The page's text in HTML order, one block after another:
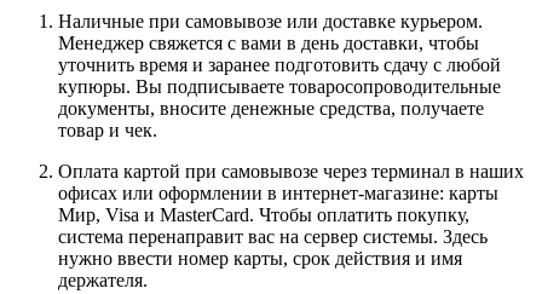
Наличные при самовывозе или доставке курьером.
Менеджер свяжется с вами в день доставки, чтобы
уточнить время и заранее подготовить сдачу с любой
купюры. Вы подписываете товаросопроводительные
документы, вносите денежные средства, получаете
товар и чек.
Оплата картой при самовывозе через терминал в наших
офисах или оформлении в интернет-магазине: карты
Мир, Visa и MasterCard. Чтобы оплатить покупку,
система перенаправит вас на сервер системы. Здесь
нужно ввести номер карты, срок действия и имя
держателя.